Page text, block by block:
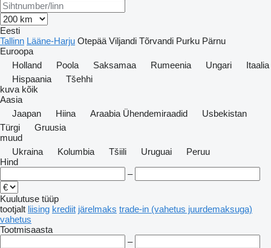
Eesti
Tallinn Lääne-Harju Otepää Viljandi Tõrvandi Purku Pärnu
Euroopa
Holland
Poola Saksamaa Rumeenia Ungari
Itaalia
Hispaania
Tšehhi
kuva kõik
Aasia
Jaapan
Hiina Araabia Ühendemiraadid
Usbekistan
Türgi
Gruusia
muud
Ukraina
Kolumbia Tšiili Uruguai
Peruu
Hind
–
Kuulutuse tüüp
tootjalt liising krediit järelmaks trade-in (vahetus juurdemaksuga)
vahetus
Tootmisaasta
–